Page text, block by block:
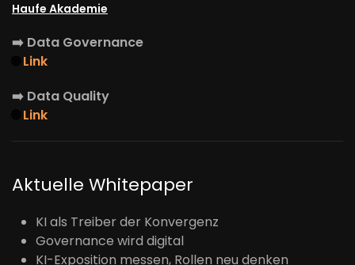
Haufe Akademie
➡️ Data Governance
Link
➡️ Data Quality
Link
Aktuelle Whitepaper
KI als Treiber der Konvergenz
Governance wird digital
KI-Exposition messen, Rollen neu denken